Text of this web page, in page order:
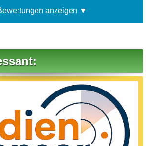
anzeigen ▼